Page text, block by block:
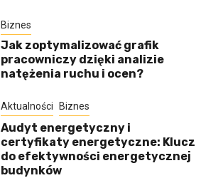
Biznes
Jak zoptymalizować grafik
pracowniczy dzięki analizie
natężenia ruchu i ocen?
Aktualności Biznes
Audyt energetyczny i
certyfikaty energetyczne: Klucz
do efektywności energetycznej
budynków